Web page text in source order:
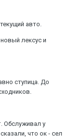
авто.
лексус и
ступица. До
Обслуживал у
что ок - сел